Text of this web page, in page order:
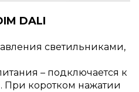
DALI
светильниками,
– подключается к
При коротком нажатии